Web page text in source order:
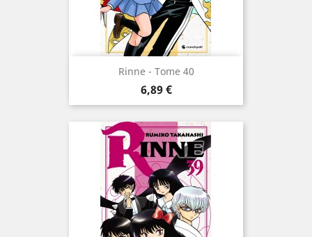
Rinne - Tome 40
Prix
6,89 €